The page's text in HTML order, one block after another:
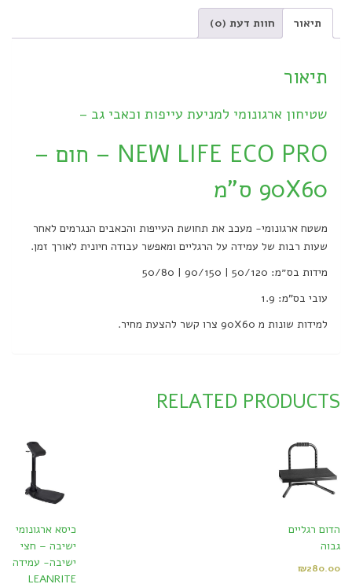
90X60
quantity
תיאור חוות דעת (0)
תיאור
שטיחון ארגונומי למניעת עייפות וכאבי גב –
NEW LIFE ECO PRO – חום –
90X60 ס"מ
משטח ארגונומי- מעכב את תחושת העייפות והכאבים הנגרמים לאחר
שעות רבות של עמידה על הרגליים ומאפשר עבודה חיונית לאורך זמן.
מידות בס״מ: 50/120 | 90/150 | 50/80
עובי בס"מ: 1.9
למידות שונות מ 90X60 צרו קשר להצעת מחיר.
RELATED PRODUCTS
הדום רגליים
גבוה
₪280.00
כיסא ארגונומי
ישיבה – חצי
ישיבה- עמידה
LEANRITE